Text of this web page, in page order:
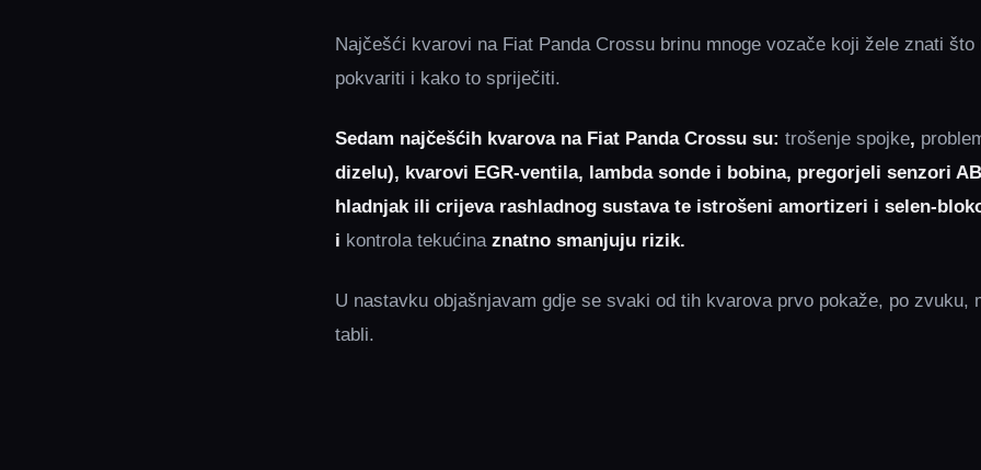
Najčešći kvarovi na Fiat Panda Crossu brinu mnoge vozače koji žele znati
pokvariti i kako to spriječiti.
Sedam najčešćih kvarova na Fiat Panda Crossu su: trošenje spojke,
dizelu), kvarovi EGR‑ventila, lambda sonde i bobina, pregorjeli senzori
hladnjak ili crijeva rashladnog sustava te istrošeni amortizeri i
i kontrola tekućinaznatno smanjuju rizik.
U nastavku objašnjavam gdje se svaki od tih kvarova prvo pokaže, po zvuku,
tabli.